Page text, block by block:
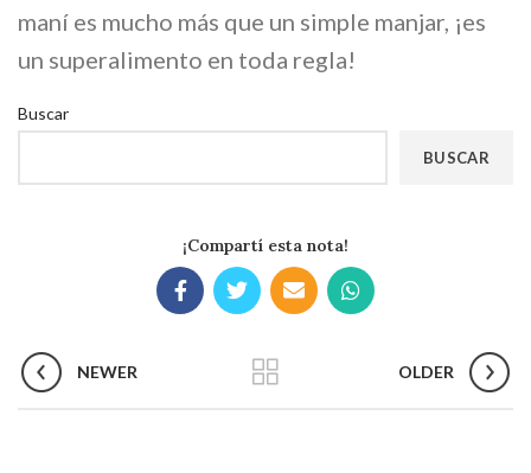
maní es mucho más que un simple manjar, ¡es
un superalimento en toda regla!
Buscar
BUSCAR
¡Compartí esta nota!
NEWER OLDER